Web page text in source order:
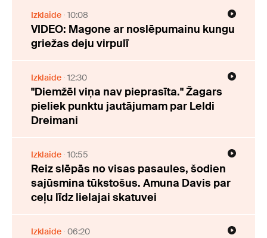
Izklaide 10:08
VIDEO: Magone ar noslēpumainu kungu
griežas deju virpulī
Izklaide 12:30
"Diemžēl viņa nav pieprasīta." Žagars
pieliek punktu jautājumam par Leldi
Dreimani
Izklaide 10:55
Reiz slēpās no visas pasaules, šodien
sajūsmina tūkstošus. Amuna Davis par
ceļu līdz lielajai skatuvei
Izklaide 06:20